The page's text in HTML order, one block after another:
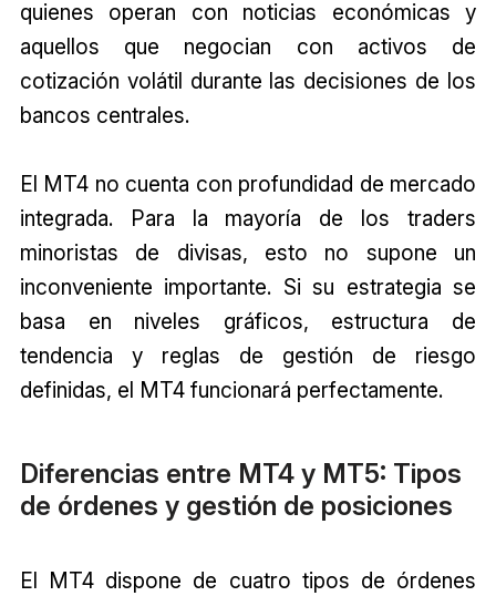
quienes operan con noticias económicas y
aquellos que negocian con activos de
cotización volátil durante las decisiones de los
bancos centrales.
El MT4 no cuenta con profundidad de mercado
integrada. Para la mayoría de los traders
minoristas de divisas, esto no supone un
inconveniente importante. Si su estrategia se
basa en niveles gráficos, estructura de
tendencia y reglas de gestión de riesgo
definidas, el MT4 funcionará perfectamente.
Diferencias entre MT4 y MT5: Tipos
de órdenes y gestión de posiciones
El MT4 dispone de cuatro tipos de órdenes